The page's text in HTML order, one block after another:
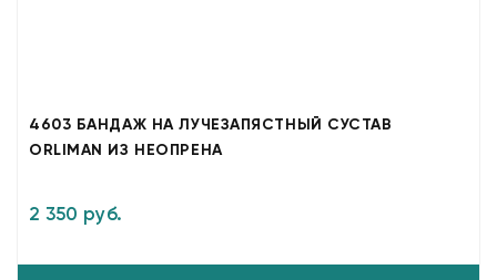
4603 БАНДАЖ НА ЛУЧЕЗАПЯСТНЫЙ СУСТАВ
ORLIMAN ИЗ НЕОПРЕНА
2 350 руб.